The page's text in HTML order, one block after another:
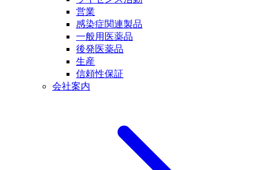
営業
感染症関連製品
一般用医薬品
後発医薬品
生産
信頼性保証
会社案内